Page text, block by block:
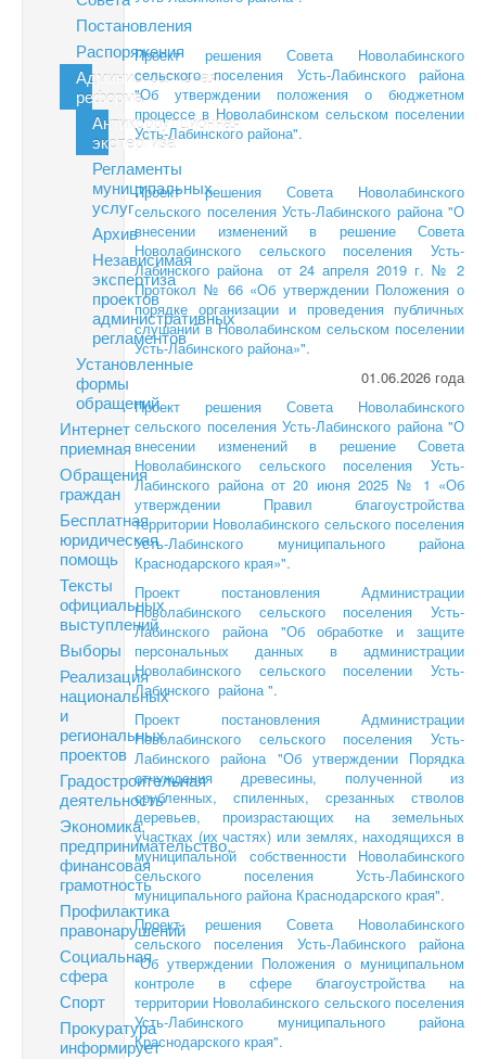
Постановления
Распоряжения
Административная
реформа
Антикоррупционная
экспертиза
Регламенты
муниципальных
услуг
Архив
Независимая
экспертиза
проектов
административных
регламентов
Установленные
формы
обращений
Интернет
приемная
Обращения
граждан
Бесплатная
юридическая
помощь
Тексты
официальных
выступлений
Выборы
Реализация
национальных
и
региональных
проектов
Градостроительная
деятельность
Экономика,
предпринимательство,
финансовая
грамотность
Профилактика
правонарушений
Социальная
сфера
Спорт
Прокуратура
информирует
Проект решения Совета Новолабинского
сельского поселения Усть-Лабинского района
"Об утверждении положения о бюджетном
процессе в Новолабинском сельском поселении
Усть-Лабинского района".
Проект решения Совета Новолабинского
сельского поселения Усть-Лабинского района "О
внесении изменений в решение Совета
Новолабинского сельского поселения Усть-
Лабинского района от 24 апреля 2019 г. № 2
Протокол № 66 «Об утверждении Положения о
порядке организации и проведения публичных
слушаний в Новолабинском сельском поселении
Усть-Лабинского района»".
01.06.2026 года
Проект решения Совета Новолабинского
сельского поселения Усть-Лабинского района "О
внесении изменений в решение Совета
Новолабинского сельского поселения Усть-
Лабинского района от 20 июня 2025 № 1 «Об
утверждении Правил благоустройства
территории Новолабинского сельского поселения
Усть-Лабинского муниципального района
Краснодарского края»".
Проект постановления Администрации
Новолабинского сельского поселения Усть-
Лабинского района "Об обработке и защите
персональных данных в администрации
Новолабинского сельского поселении Усть-
Лабинского района ".
Проект постановления Администрации
Новолабинского сельского поселения Усть-
Лабинского района "Об утверждении Порядка
отчуждения древесины, полученной из
срубленных, спиленных, срезанных стволов
деревьев, произрастающих на земельных
участках (их частях) или землях, находящихся в
муниципальной собственности Новолабинского
сельского поселения Усть-Лабинского
муниципального района Краснодарского края".
Проект решения Совета Новолабинского
сельского поселения Усть-Лабинского района
"Об утверждении Положения о муниципальном
контроле в сфере благоустройства на
территории Новолабинского сельского поселения
Усть-Лабинского муниципального района
Краснодарского края".